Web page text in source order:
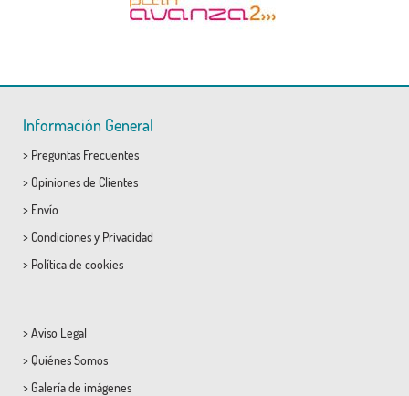
Información General
> Preguntas Frecuentes
> Opiniones de Clientes
> Envío
> Condicionesy Privacidad
> Política de cookies
> Aviso Legal
> Quiénes Somos
> Galería de imágenes